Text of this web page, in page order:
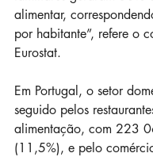
alimentar,
por habitante”, refere o
Eurostat.
Em Portugal, o setor
seguido pelos
alimentação, com 223
(11,5%), e pelo